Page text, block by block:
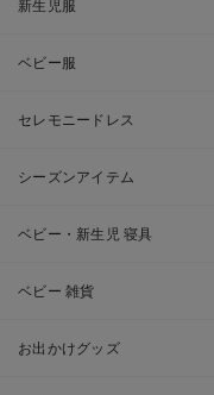
新生児服
ベビー服
セレモニードレス
シーズンアイテム
ベビー・新生児 寝具
ベビー 雑貨
お出かけグッズ